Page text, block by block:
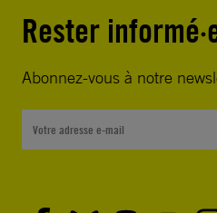
Rester
Abonnez-vous à notre